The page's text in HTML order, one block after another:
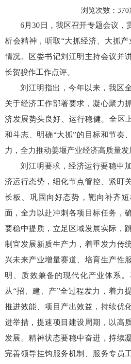
浏览次数： 370
6月30日，我区召开专题会议，
析会精神，听取“大抓经济、大抓
情况。区委书记刘江明主持会议并
长贺骏作工作点评。
刘江明指出，今年以来，我区
关于经济工作部署要求，凝心聚力
济发展势头良好、运行稳健。全区
和斗志、明确“大抓”的目标和节奏
力，全力推动姜堰产业经济高质量发
刘江明要求，经济运行要稳中
济运行态势，细化节点管控、紧盯
长板、巩固向好态势，靶向补齐
面，全力以赴冲刺各项目标任务，
要稳中提质，立足区域发展实际，
制宜发展新质生产力，着重发力传
兴未来产业增量赛道、培育生产性
明、质效兼备的现代化产业体系。
从“招、建、产”全过程发力，着力
推进效能、项目产出效益，持续优
进举措，提速项目建设周期，以高
发展。精神状态要稳中奋进，持续
完善领导挂钩服务机制、服务专员